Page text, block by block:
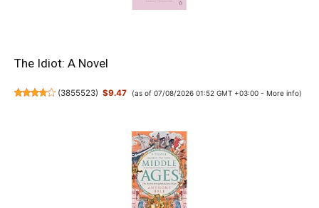
The Idiot: A Novel
(3855523) $9.47 (as of 07/08/2026 01:52 GMT +03:00 - More info)